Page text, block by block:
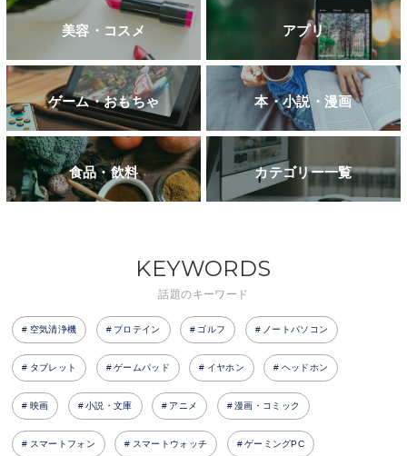
美容・コスメ アプリ
ゲーム・おもちゃ 本・小説・漫画
食品・飲料 カテゴリー一覧
KEYWORDS
話題のキーワード
空気清浄機 プロテイン ゴルフ ノートパソコン
タブレット ゲームパッド イヤホン ヘッドホン
映画 小説・文庫 アニメ 漫画・コミック
スマートフォン スマートウォッチ ゲーミングPC